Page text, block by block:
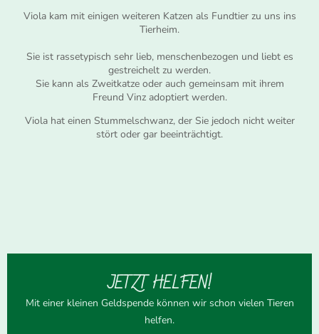
Viola kam mit einigen weiteren Katzen als Fundtier zu uns ins
Tierheim.
Sie ist rassetypisch sehr lieb, menschenbezogen und liebt es
gestreichelt zu werden.
Sie kann als Zweitkatze oder auch gemeinsam mit ihrem
Freund Vinz adoptiert werden.
Viola hat einen Stummelschwanz, der Sie jedoch nicht weiter
stört oder gar beeinträchtigt.
JETZT HELFEN!
Mit einer kleinen Geldspende können wir schon vielen Tieren
helfen.